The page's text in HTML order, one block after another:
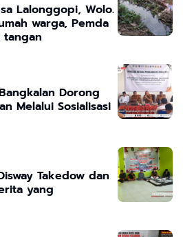
Lalonggopi, Wolo.
warga, Pemda
Dorong
Melalui Sosialisasi
Takedow dan
yang